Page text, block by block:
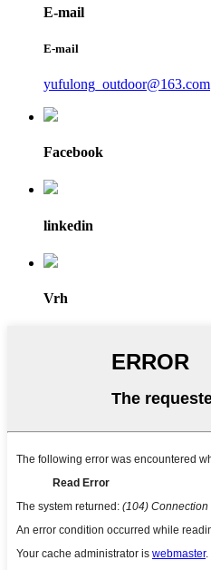
E-mail
E-mail
yufulong_outdoor@163.com
Facebook
linkedin
Vrh